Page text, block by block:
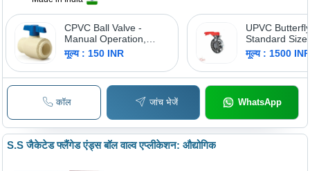
CPVC Ball Valve -
Manual Operation,
Standard Size , White
Color, For Industrial
Water Applications
मूल्य : 150 INR
UPVC
Standard
Color |
Media Usage,
UPVC Material
मूल्य : 1500
कॉल जांच भेजें WhatsApp
S.S जैकेटेड फ्लैंगेड एंड्स बॉल वाल्व एप्लीकेशन: औद्योगिक